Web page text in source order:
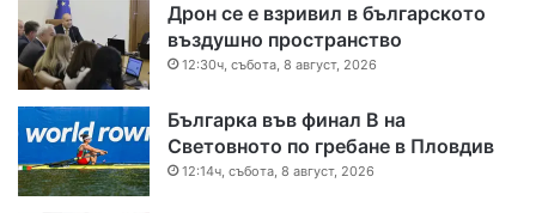
Дрон се е взривил в българското
въздушно пространство
12:30ч, събота, 8 август, 2026
Българка във финал B на
Световното по гребане в Пловдив
12:14ч, събота, 8 август, 2026